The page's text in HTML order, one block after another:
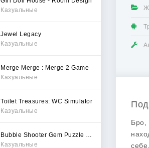
Казуальные
Jewel Legacy
Казуальные
Merge Merge : Merge 2 Game
Казуальные
Toilet Treasures: WC Simulator
Казуальные
Казуальные
Бро,